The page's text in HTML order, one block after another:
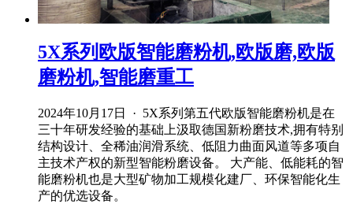
5X系列欧版智能磨粉机,欧版磨,欧版
磨粉机,智能磨重工
2024年10月17日 · 5X系列第五代欧版智能磨粉机是在
三十年研发经验的基础上汲取德国新粉磨技术,拥有特别
结构设计、全稀油润滑系统、低阻力曲面风道等多项自
主技术产权的新型智能粉磨设备。 大产能、低能耗的智
能磨粉机也是大型矿物加工规模化建厂、环保智能化生
产的优选设备。